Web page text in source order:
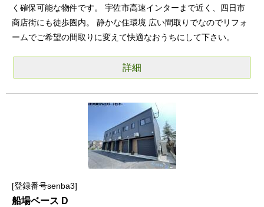
く確保可能な物件です。 宇佐市高速インターまで近く、四日市
商店街にも徒歩圏内。 静かな住環境 広い間取りでなのでリフォ
ームでご希望の間取りに変えて快適なおうちにして下さい。
詳細
登録番号senba3
船場ベース D